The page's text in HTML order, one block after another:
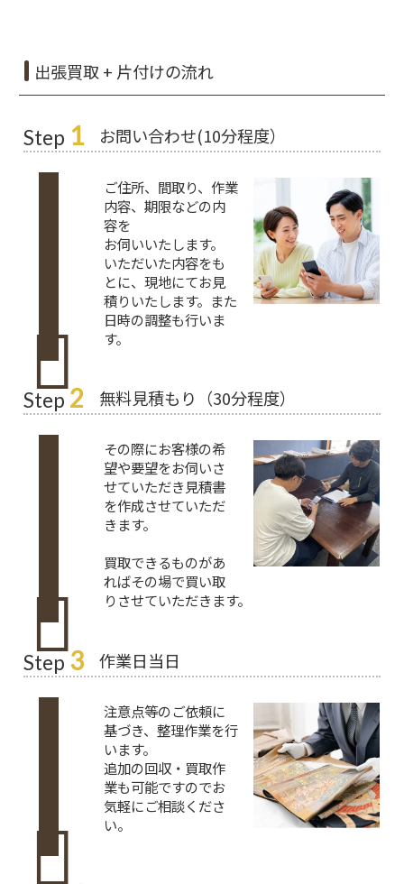
出張買取 + 片付けの流れ
Step 1 お問い合わせ(10分程度）
ご住所、間取り、作業
内容、期限などの内
容を
お伺いいたします。
いただいた内容をも
とに、現地にてお見
積りいたします。また
日時の調整も行いま
す。
Step 2 無料見積もり（30分程度）
その際にお客様の希
望や要望をお伺いさ
せていただき見積書
を作成させていただ
きます。
買取できるものがあ
ればその場で買い取
りさせていただきます。
Step 3 作業日当日
注意点等のご依頼に
基づき、整理作業を行
います。
追加の回収・買取作
業も可能ですのでお
気軽にご相談くださ
い。